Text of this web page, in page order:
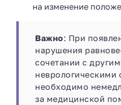
на изменение
Важно: При
нарушения
сочетании с
необходимо
за медицинской